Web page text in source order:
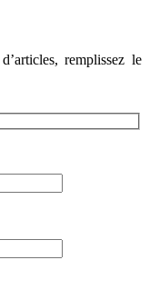
remplissez le